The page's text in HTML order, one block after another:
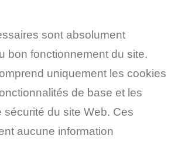
sont absolument
bon fonctionnement du site.
uniquement les cookies
de base et les
sécurité du site Web. Ces
aucune information